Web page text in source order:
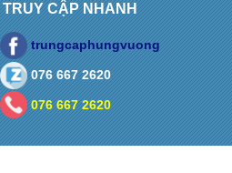
TRUY CẬP NHANH
trungcaphungvuong
076 667 2620
076 667 2620